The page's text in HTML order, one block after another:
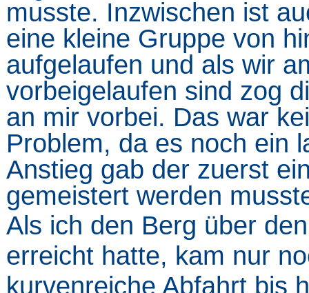
musste. Inzwischen ist
eine kleine Gruppe von
aufgelaufen und als wir
vorbeigelaufen sind zog
an mir vorbei. Das war
Problem, da es noch ein
Anstieg gab der zuerst
gemeistert werden
Als ich den Berg über
erreicht hatte, kam nur
kurvenreiche Abfahrt bis